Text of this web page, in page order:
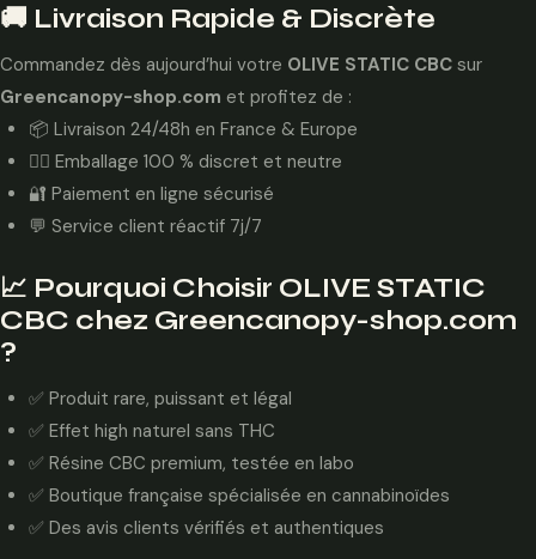
🚚 Livraison Rapide & Discrète
Commandez dès aujourd’hui votre OLIVE STATIC CBC sur
Greencanopy-shop.com et profitez de :
📦 Livraison 24/48h en France & Europe
🕵️‍♂️ Emballage 100 % discret et neutre
🔐 Paiement en ligne sécurisé
💬 Service client réactif 7j/7
📈 Pourquoi Choisir OLIVE STATIC
CBC chez Greencanopy-shop.com
?
✅ Produit rare, puissant et légal
✅ Effet high naturel sans THC
✅ Résine CBC premium, testée en labo
✅ Boutique française spécialisée en cannabinoïdes
✅ Des avis clients vérifiés et authentiques